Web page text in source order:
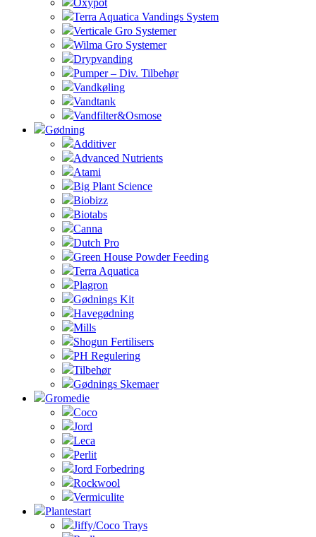
Oxypot
Terra Aquatica Vandings System
Verticale Gro Systemer
Wilma Gro Systemer
Drypvanding
Pumper – Div. Tilbehør
Vandkøling
Vandtank
Vandfilter&Osmose
Gødning
Additiver
Advanced Nutrients
Atami
Big Plant Science
Biobizz
Biotabs
Canna
Dutch Pro
Green House Powder Feeding
Terra Aquatica
Plagron
Gødnings Kit
Havegødning
Mills
Shogun Fertilisers
PH Regulering
Tilbehør
Gødnings Skemaer
Gromedie
Coco
Jord
Leca
Perlit
Jord Forbedring
Rockwool
Vermiculite
Plantestart
Jiffy/Coco Trays